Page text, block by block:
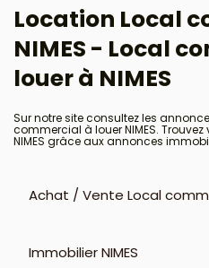
Avis clients
Location Local
NIMES - Local
louer à NIMES
Sur notre site consultez les
commercial à louer NIMES.
NIMES grâce aux annonces
Achat / Vente Local
Immobilier NIMES